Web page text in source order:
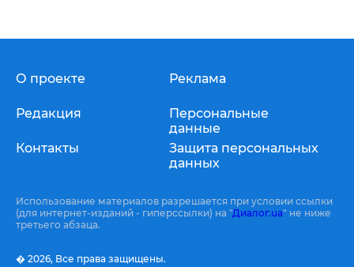
О проекте
Редакция
Контакты
Реклама
Персональные
данные
Защита персональных
данных
Использование материалов разрешается при условии ссылки
(для интернет-изданий - гиперссылки) на "Диалог.ua" не ниже
третьего абзаца.
� 2026, Все права защищены.